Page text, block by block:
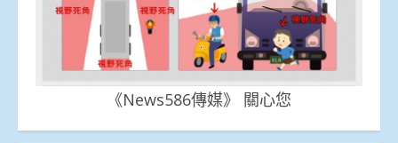
《News586傳媒》 關心您